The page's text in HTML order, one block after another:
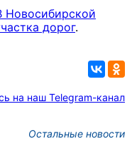
Новосибирской
дорог.
на наш Telegram-канал
Остальные новости